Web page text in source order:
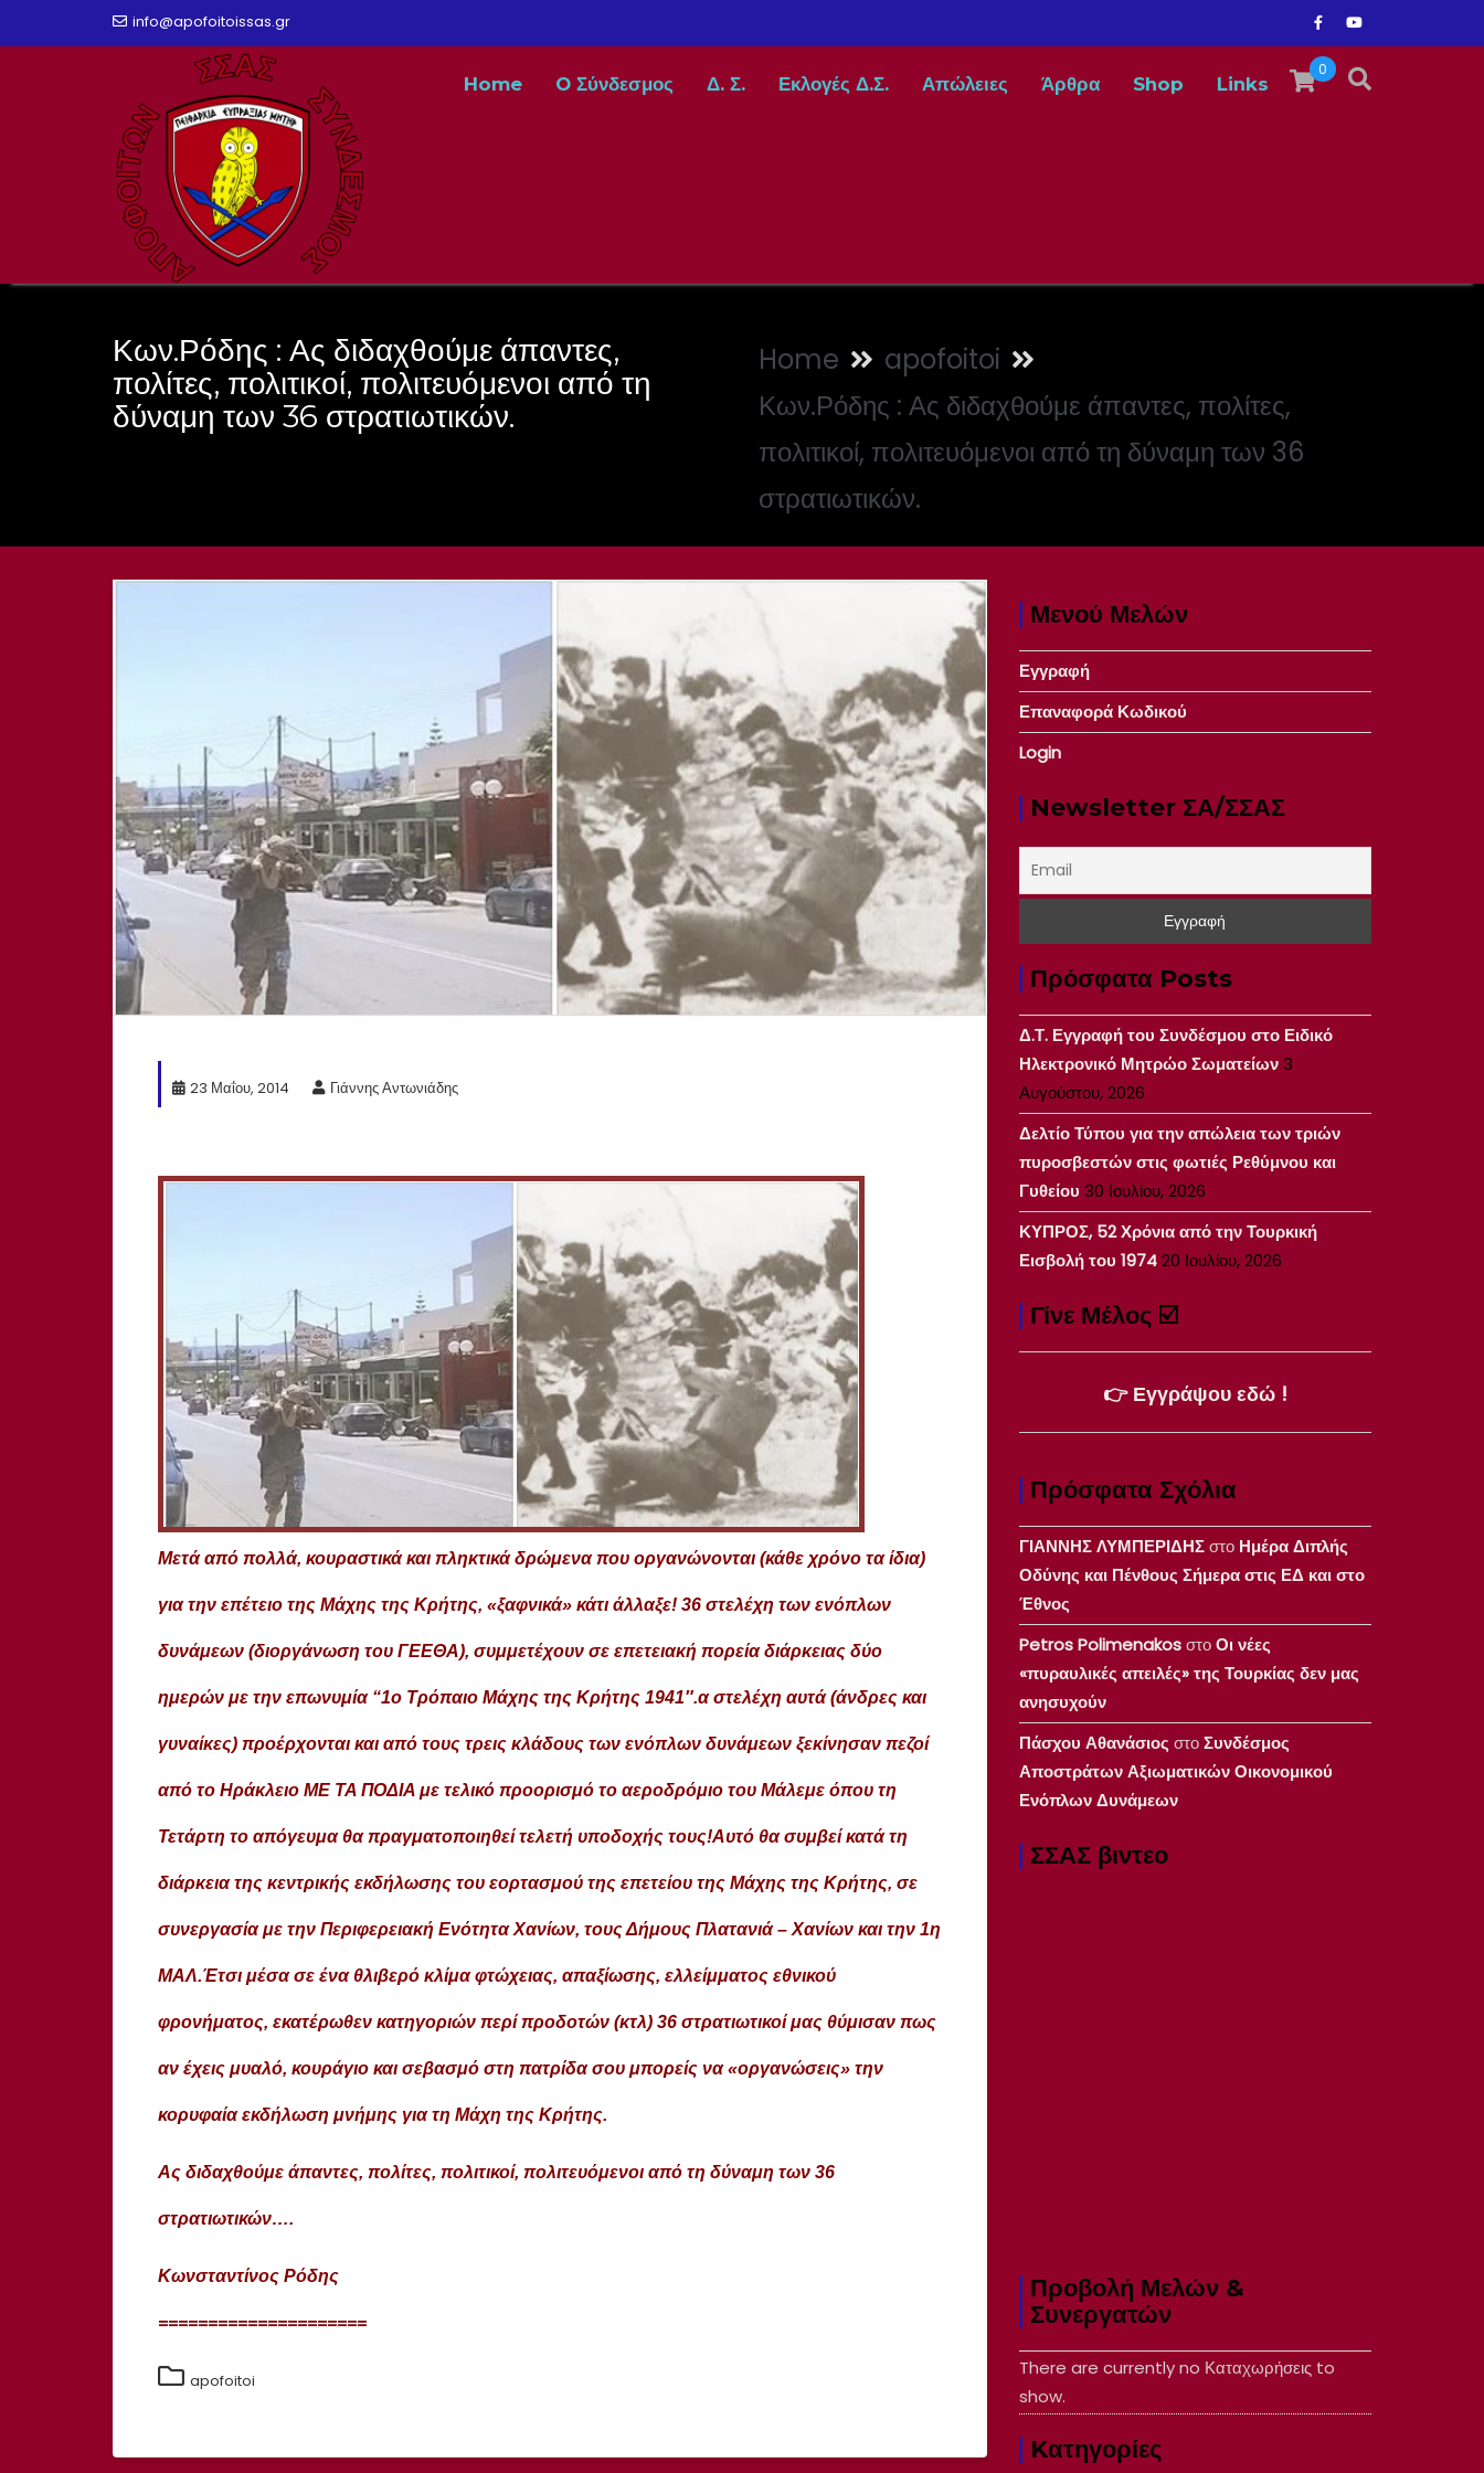
info@apofoitoissas.gr
0
Home O Σύνδεσμος Δ. Σ. Εκλογές Δ.Σ. Απώλειες Άρθρα Shop Links
Κων.Ρόδης : Ας διδαχθούμε άπαντες,
πολίτες, πολιτικοί, πολιτευόμενοι από τη
δύναμη των 36 στρατιωτικών.
Home
apofoitoi
Κων.Ρόδης : Ας διδαχθούμε άπαντες, πολίτες,
πολιτικοί, πολιτευόμενοι από τη δύναμη των 36
στρατιωτικών.
23 Μαΐου, 2014 Γιάννης Αντωνιάδης
Μετά από πολλά, κουραστικά και πληκτικά δρώμενα που οργανώνονται (κάθε χρόνο τα ίδια)
για την επέτειο της Μάχης της Κρήτης, «ξαφνικά» κάτι άλλαξε! 36 στελέχη των ενόπλων
δυνάμεων (διοργάνωση του ΓΕΕΘΑ), συμμετέχουν σε επετειακή πορεία διάρκειας δύο
ημερών με την επωνυμία “1ο Τρόπαιο Μάχης της Κρήτης 1941″.α στελέχη αυτά (άνδρες και
γυναίκες) προέρχονται και από τους τρεις κλάδους των ενόπλων δυνάμεων ξεκίνησαν πεζοί
από το Ηράκλειο ΜΕ ΤΑ ΠΟΔΙΑ με τελικό προορισμό το αεροδρόμιο του Μάλεμε όπου τη
Τετάρτη το απόγευμα θα πραγματοποιηθεί τελετή υποδοχής τους!Αυτό θα συμβεί κατά τη
διάρκεια της κεντρικής εκδήλωσης του εορτασμού της επετείου της Μάχης της Κρήτης, σε
συνεργασία με την Περιφερειακή Ενότητα Χανίων, τους Δήμους Πλατανιά – Χανίων και την 1η
ΜΑΛ.Έτσι μέσα σε ένα θλιβερό κλίμα φτώχειας, απαξίωσης, ελλείμματος εθνικού
φρονήματος, εκατέρωθεν κατηγοριών περί προδοτών (κτλ) 36 στρατιωτικοί μας θύμισαν πως
αν έχεις μυαλό, κουράγιο και σεβασμό στη πατρίδα σου μπορείς να «οργανώσεις» την
κορυφαία εκδήλωση μνήμης για τη Μάχη της Κρήτης.
Ας διδαχθούμε άπαντες, πολίτες, πολιτικοί, πολιτευόμενοι από τη δύναμη των 36
στρατιωτικών….
Κωνσταντίνος Ρόδης
=====================
apofoitoi
Μενού Μελών
Εγγραφή
Επαναφορά Κωδικού
Login
Newsletter ΣΑ/ΣΣΑΣ
Πρόσφατα Posts
Δ.Τ. Εγγραφή του Συνδέσμου στο Ειδικό
Ηλεκτρονικό Μητρώο Σωματείων3
Αυγούστου, 2026
Δελτίο Τύπου για την απώλεια των τριών
πυροσβεστών στις φωτιές Ρεθύμνου και
Γυθείου 30 Ιουλίου, 2026
ΚΥΠΡΟΣ, 52 Χρόνια από την Τουρκική
Εισβολή του 197420 Ιουλίου, 2026
Γίνε Μέλος ☑️
👉 Εγγράψου εδώ !
Πρόσφατα Σχόλια
ΓΙΑΝΝΗΣ ΛΥΜΠΕΡΙΔΗΣστο Ημέρα Διπλής
Οδύνης και Πένθους Σήμερα στις ΕΔ και στο
Έθνος
Petros PolimenakosστοΟι νέες
«πυραυλικές απειλές» της Τουρκίας δεν μας
ανησυχούν
Πάσχου Αθανάσιος στοΣυνδέσμος
Αποστράτων Αξιωματικών Οικονομικού
Ενόπλων Δυνάμεων
ΣΣΑΣ βιντεο
Προβολή Μελών &
Συνεργατών
There are currently no Καταχωρήσεις to
show.
Kατηγορίες